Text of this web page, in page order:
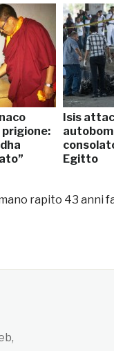
prigione:
Isis
Egitto
rapito 43 anni